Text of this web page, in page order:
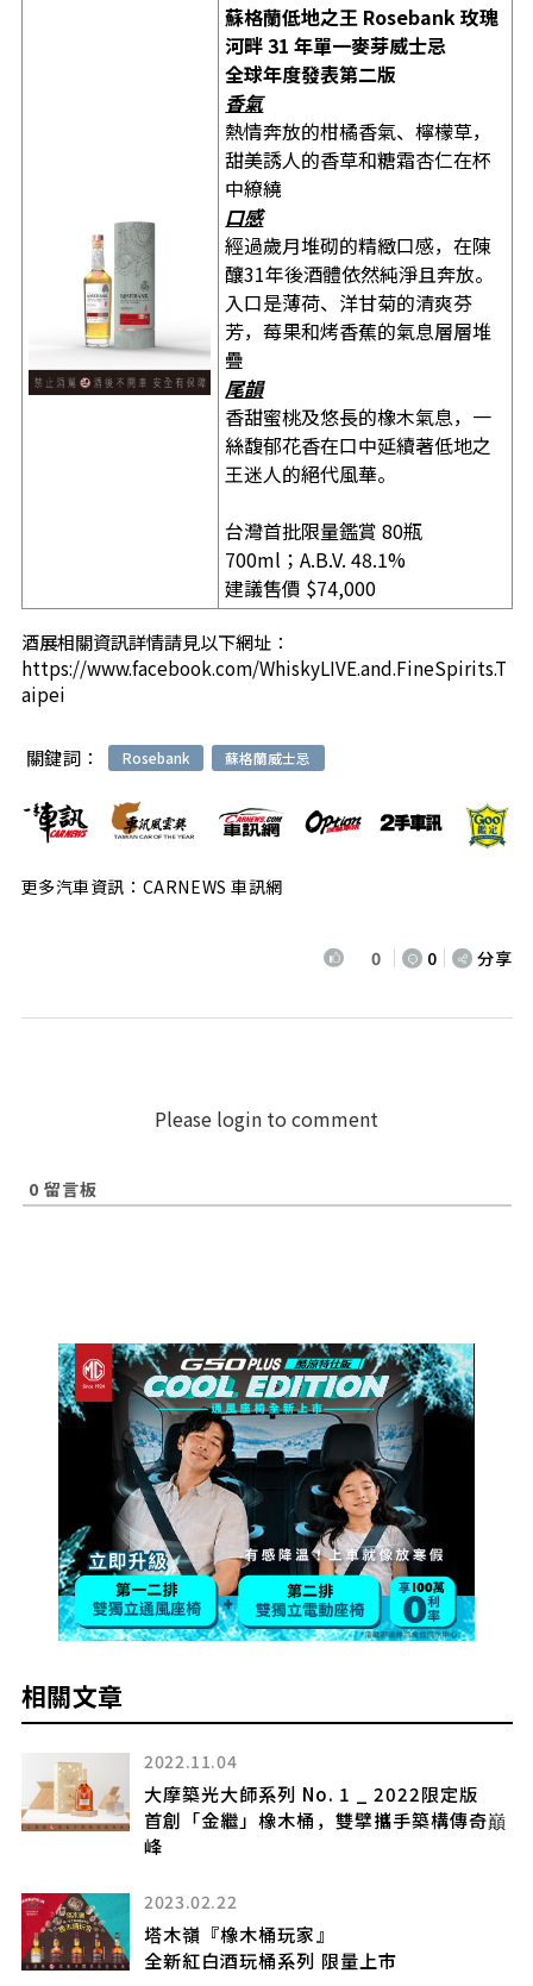
蘇格蘭低地之王 Rosebank 玫瑰
河畔 31 年單一麥芽威士忌
全球年度發表第二版
香氣
熱情奔放的柑橘香氣、檸檬草，
甜美誘人的香草和糖霜杏仁在杯
中繚繞
口感
經過歲月堆砌的精緻口感，在陳
釀31年後酒體依然純淨且奔放。
入口是薄荷、洋甘菊的清爽芬
芳，莓果和烤香蕉的氣息層層堆
疊
尾韻
香甜蜜桃及悠長的橡木氣息，一
絲馥郁花香在口中延續著低地之
王迷人的絕代風華。
台灣首批限量鑑賞 80瓶
700ml；A.B.V. 48.1%
建議售價 $74,000
酒展相關資訊詳情請見以下網址：
https://www.facebook.com/WhiskyLIVE.and.FineSpirits.T
aipei
關鍵詞： Rosebank 蘇格蘭威士忌
更多汽車資訊：CARNEWS 車訊網
0 0 分享
Please login to comment
0 留言板
相關文章
2022.11.04
大摩築光大師系列 No. 1 _ 2022限定版
首創「金繼」橡木桶，雙擘攜手築構傳奇巔
峰
2023.02.22
塔木嶺『橡木桶玩家』
全新紅白酒玩桶系列 限量上市